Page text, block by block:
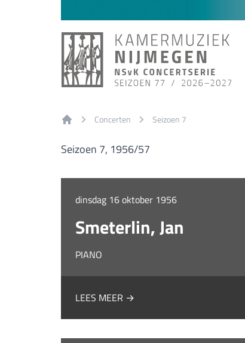
Concerten Seizoen 7
Seizoen 7, 1956/57
dinsdag 16 oktober 1956
Smeterlin, Jan
PIANO
LEES MEER →